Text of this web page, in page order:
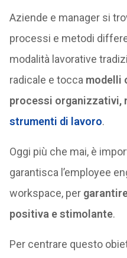
Aziende e manager si
processi e metodi
modalità lavorative
radicale e tocca modelli
processi organizzativi,
strumenti di lavoro.
Oggi più che mai, è
garantisca l’employee
workspace, per
positiva e stimolante.
Per centrare questo